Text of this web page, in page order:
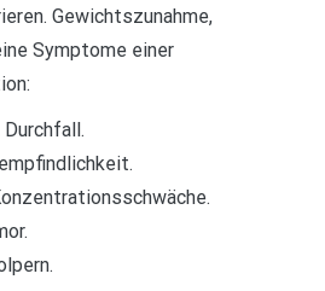
Gewichtszunahme,
Symptome einer